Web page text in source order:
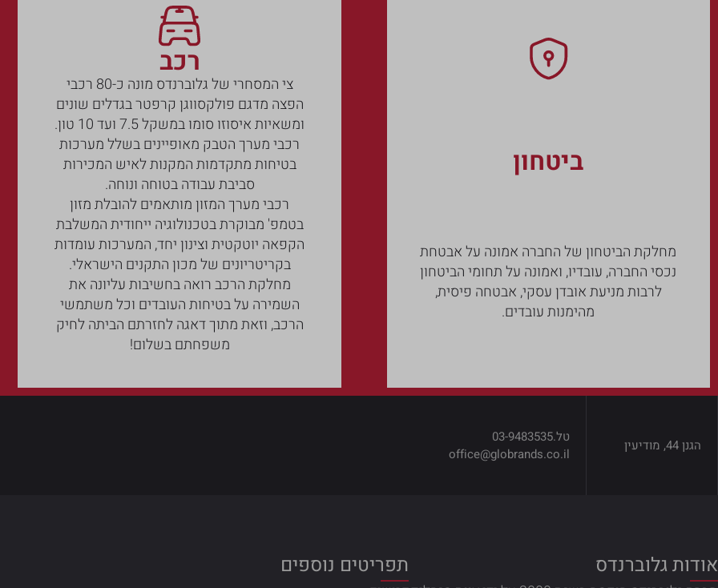
ביטחון
מחלקת הביטחון של החברה אמונה על אבטחת
נכסי החברה, עובדיו, ואמונה על תחומי הביטחון
לרבות מניעת אובדן עסקי, אבטחה פיסית,
מהימנות עובדים.
רכב
צי המסחרי של גלוברנדס מונה כ-80 רכבי
הפצה מדגם פולקסווגן קרפטר בגדלים שונים
ומשאיות איסוזו סומו במשקל 7.5 ועד 10 טון.
רכבי מערך הטבק מאופיינים בשלל מערכות
בטיחות מתקדמות המקנות לאיש המכירות
סביבת עבודה בטוחה ונוחה.
רכבי מערך המזון מותאמים להובלת מזון
בטמפ' מבוקרת בטכנולוגיה ייחודית המשלבת
הקפאה יוטקטית וצינון יחד, המערכות עומדות
בקריטריונים של מכון התקנים הישראלי.
מחלקת הרכב רואה בחשיבות עליונה את
השמירה על בטיחות העובדים וכל משתמשי
הרכב, וזאת מתוך דאגה לחזרתם הביתה לחיק
משפחתם בשלום!
הגנן 44, מודיעין טל.03-9483535
office@globrands.co.il
אודות גלוברנדס תפריטים נוספים